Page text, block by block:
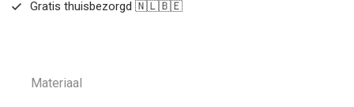
Gratis thuisbezorgd 🇳🇱🇧🇪
Materiaal